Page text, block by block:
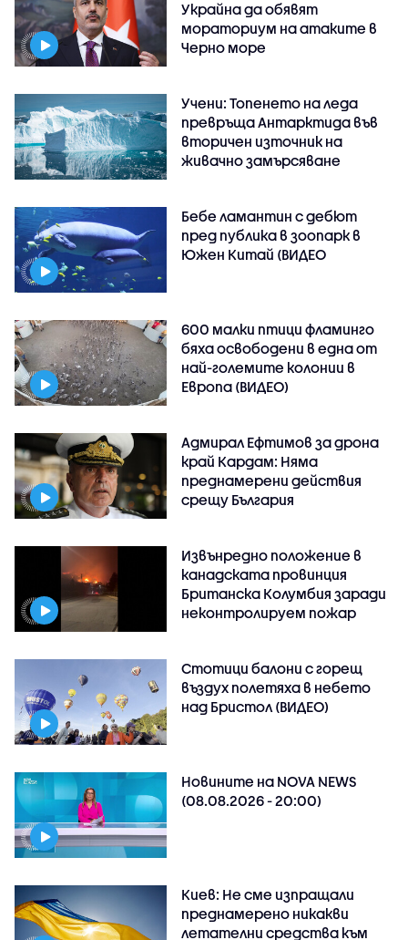
Украйна да обявят
мораториум на атаките в
Черно море
Учени: Топенето на леда
превръща Антарктида във
вторичен източник на
живачно замърсяване
Бебе ламантин с дебют
пред публика в зоопарк в
Южен Китай (ВИДЕО
600 малки птици фламинго
бяха освободени в една от
най-големите колонии в
Европа (ВИДЕО)
Адмирал Ефтимов за дрона
край Кардам: Няма
преднамерени действия
срещу България
Извънредно положение в
канадската провинция
Британска Колумбия заради
неконтролируем пожар
Стотици балони с горещ
въздух полетяха в небето
над Бристол (ВИДЕО)
Новините на NOVA NEWS
(08.08.2026 - 20:00)
Киев: Не сме изпращали
преднамерено никакви
летателни средства към